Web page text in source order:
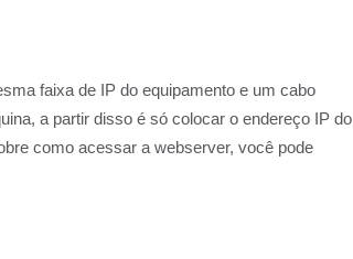
faixa de IP do equipamento e um cabo
a partir disso é só colocar o endereço IP do
como acessar a webserver, você pode